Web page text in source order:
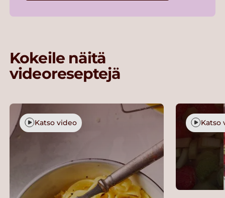
Kokeile näitä
videoreseptejä
Katso video Katso